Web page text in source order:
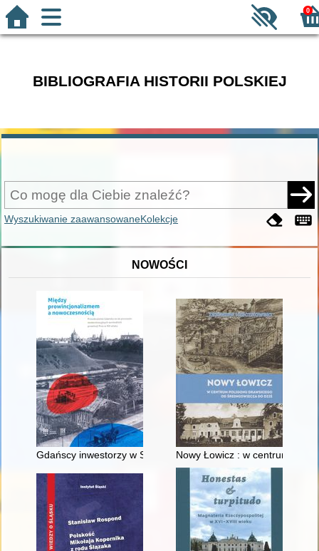
0
BIBLIOGRAFIA HISTORII POLSKIEJ
Wyszukiwanie zaawansowaneKolekcje
NOWOŚCI
Gdańscy inwestorzy w Sopocie : prestiż finansowy i
Nowy Łowicz : w centrum